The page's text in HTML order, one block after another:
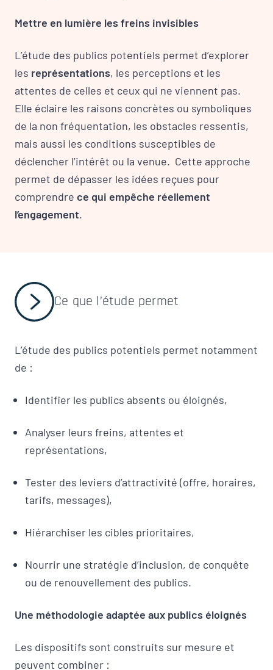
Mettre en lumière les freins invisibles
L’étude des publics potentiels permet d’explorer
les représentations, les perceptions et les
attentes de celles et ceux qui ne viennent pas.
Elle éclaire les raisons concrètes ou symboliques
de la non fréquentation, les obstacles ressentis,
mais aussi les conditions susceptibles de
déclencher l’intérêt ou la venue. Cette approche
permet de dépasser les idées reçues pour
comprendre ce qui empêche réellement
l’engagement.
Ce que l’étude permet
L’étude des publics potentiels permet notamment
de :
Identifier les publics absents ou éloignés,
Analyser leurs freins, attentes et
représentations,
Tester des leviers d’attractivité (offre, horaires,
tarifs, messages),
Hiérarchiser les cibles prioritaires,
Nourrir une stratégie d’inclusion, de conquête
ou de renouvellement des publics.
Une méthodologie adaptée aux publics éloignés
Les dispositifs sont construits sur mesure et
peuvent combiner :